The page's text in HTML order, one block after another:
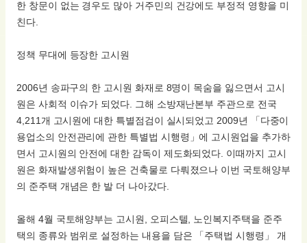
한 창문이 없는 경우도 많아 거주민의 건강에도 부정적 영향을 미
친다.
정책 무대에 등장한 고시원
2006년 송파구의 한 고시원 화재로 8명이 목숨을 잃으면서 고시
원은 사회적 이슈가 되었다. 그해 소방재난본부 주관으로 전국
4,211개 고시원에 대한 특별점검이 실시되었고 2009년 「다중이
용업소의 안전관리에 관한 특별법 시행령」에 고시원업을 추가하
면서 고시원의 안전에 대한 감독이 제도화되었다. 이때까지 고시
원은 화재발생위험이 높은 건축물로 다뤄졌으나 이번 국토해양부
의 준주택 개념은 한 발 더 나아갔다.
올해 4월 국토해양부는 고시원, 오피스텔, 노인복지주택을 준주
택의 종류와 범위로 설정하는 내용을 담은 「주택법 시행령」 개